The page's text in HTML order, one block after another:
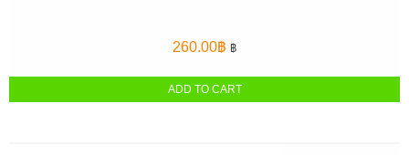
260.00฿ ฿
ADD TO CART